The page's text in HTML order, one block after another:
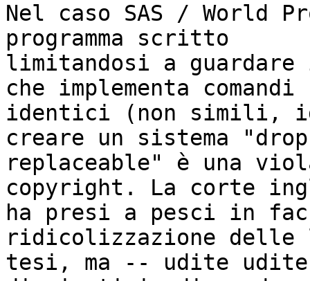
Nel caso SAS / World
programma scritto
limitandosi a
che implementa comandi
identici (non simili,
creare un sistema
replaceable" è una
copyright. La corte
ha presi a pesci in
ridicolizzazione delle
tesi, ma -- udite